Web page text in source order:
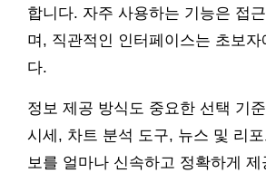
합니다. 자주 사용하는 기능은 접
며, 직관적인 인터페이스는 초보자
다.
정보 제공 방식도 중요한 선택 기
시세, 차트 분석 도구, 뉴스 및 리
보를 얼마나 신속하고 정확하게